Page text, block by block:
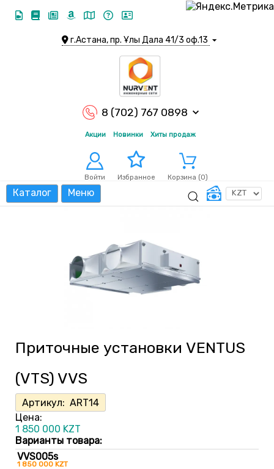
г.Астана, пр. Ұлы Дала 41/3 оф.13
8 (702) 767 0898
Акции Новинки Хиты продаж
Войти Избранное Корзина (0)
Каталог Меню
Приточные установки VENTUS
(VTS) VVS
Артикул: ART14
Цена:
1 850 000 KZT
Варианты товара:
VVS005s
1 850 000 KZT